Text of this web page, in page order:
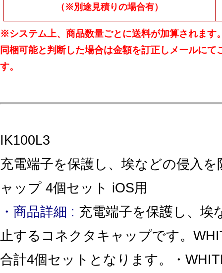
（※別途見積りの場合有）
※システム上、商品数量ごとに送料が加算されます
同梱可能と判断した場合は金額を訂正しメールにて
す。
IK100L3
充電端子を保護し、埃などの侵入
ャップ 4個セット iOS用
・商品詳細 : 充電端子を保護し、埃
止するコネクタキャップです。
合計4個セットとなります。・